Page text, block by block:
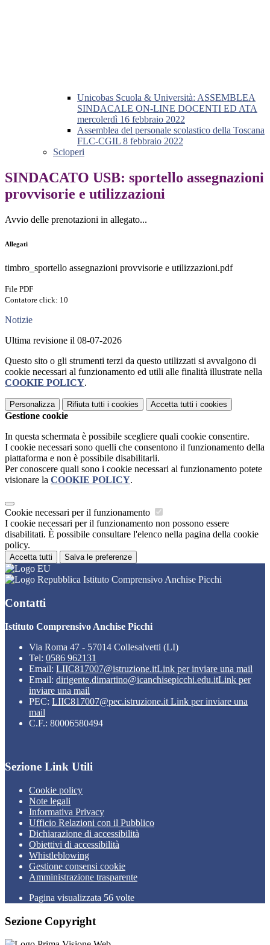
Unicobas Scuola & Università: ASSEMBLEA
SINDACALE ON-LINE DOCENTI ED ATA
mercolerdì 16 febbraio 2022
Assemblea del personale scolastico della Toscana
FLC-CGIL 8 febbraio 2022
Scioperi
SINDACATO USB: sportello assegnazioni
provvisorie e utilizzazioni
Avvio delle prenotazioni in allegato...
Allegati
timbro_sportello assegnazioni provvisorie e utilizzazioni.pdf
File PDF
Contatore click: 10
Notizie
Ultima revisione il 08-07-2026
Questo sito o gli strumenti terzi da questo utilizzati si avvalgono di
cookie necessari al funzionamento ed utili alle finalità illustrate nella
COOKIE POLICY.
Personalizza Rifiuta tutti i cookies Accetta tutti i cookies
Gestione cookie
In questa schermata è possibile scegliere quali cookie consentire.
I cookie necessari sono quelli che consentono il funzionamento della
piattaforma e non è possibile disabilitarli.
Per conoscere quali sono i cookie necessari al funzionamento potete
visionare la COOKIE POLICY.
Cookie necessari per il funzionamento
I cookie necessari per il funzionamento non possono essere
disabilitati. È possibile consultare l'elenco nella pagina della cookie
policy.
Accetta tutti Salva le preferenze
Istituto Comprensivo Anchise Picchi
Contatti
Istituto Comprensivo Anchise Picchi
Via Roma 47 - 57014 Collesalvetti (LI)
Tel: 0586 962131
Email: LIIC817007@istruzione.itLink per inviare una mail
Email: dirigente.dimartino@icanchisepicchi.edu.itLink per
inviare una mail
PEC: LIIC817007@pec.istruzione.it Link per inviare una
mail
C.F.: 80006580494
Sezione Link Utili
Cookie policy
Note legali
Informativa Privacy
Ufficio Relazioni con il Pubblico
Dichiarazione di accessibilità
Obiettivi di accessibilità
Whistleblowing
Gestione consensi cookie
Amministrazione trasparente
Pagina visualizzata 56 volte
Sezione Copyright